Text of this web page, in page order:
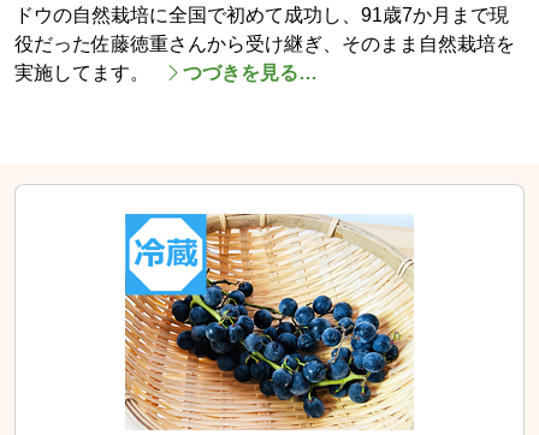
ドウの自然栽培に全国で初めて成功し、91歳7か月まで現
役だった佐藤徳重さんから受け継ぎ、そのまま自然栽培を
実施してます。
つづきを見る…